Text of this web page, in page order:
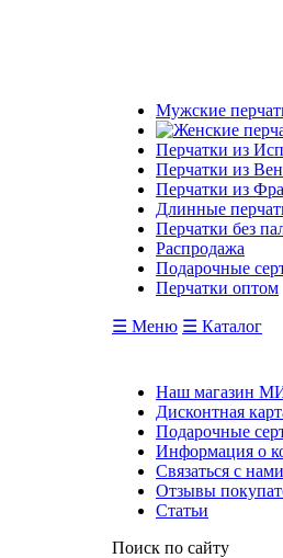
Мужские
Перчатки из
Перчатки из
Перчатки из
Длинные
Перчатки без
Распродажа
Подарочные
Перчатки оптом
☰ Меню ☰ Каталог
Наш магазин
Дисконтная
Подарочные
Информация о
Связаться с нами
Отзывы
Статьи
Поиск по сайту